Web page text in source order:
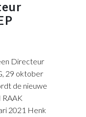
Directeur
29 oktober
de nieuwe
2021 Henk